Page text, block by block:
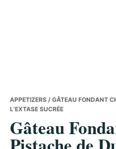
APPETIZERS / GÂTEAU FONDANT
L’EXTASE SUCRÉE
Gâteau